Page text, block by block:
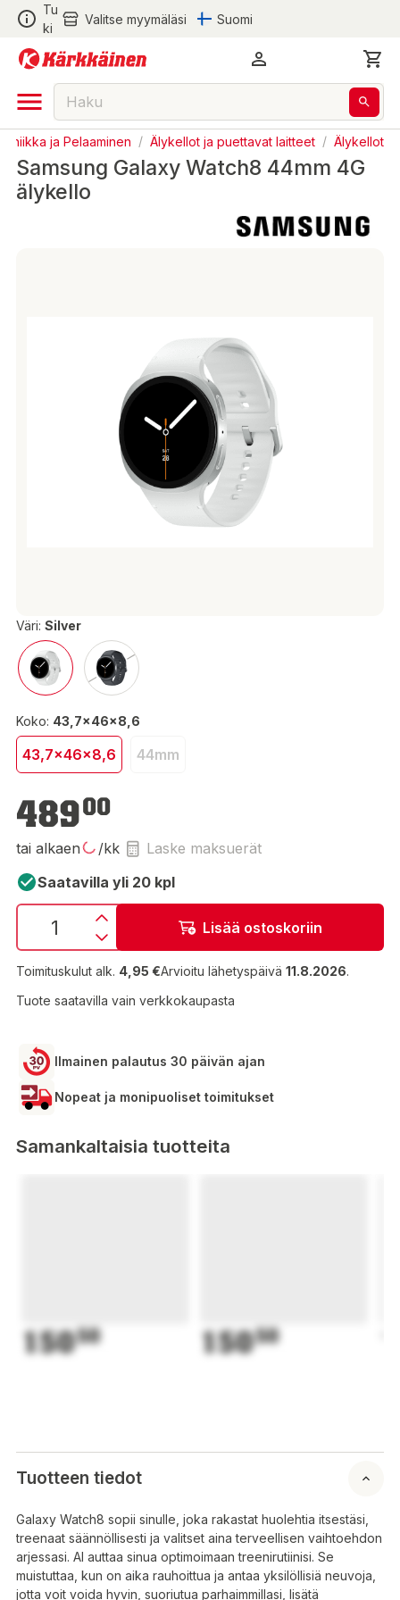
Tu
ki
Valitse myymäläsi Suomi
ja Pelaaminen / Älykellot ja puettavat laitteet / Älykellot
Samsung Galaxy Watch8 44mm 4G
älykello
Väri: Silver
Koko: 43,7x46x8,6
43,7x46x8,6 44mm
48900
tai alkaen /kk
Laske maksuerät
Saatavilla yli 20 kpl
Lisää ostoskoriin
Toimituskulut alk. 4,95 €Arvioitu lähetyspäivä 11.8.2026.
Tuote saatavilla vain verkkokaupasta
Ilmainen palautus 30 päivän ajan
Nopeat ja monipuoliset toimitukset
Samankaltaisia tuotteita
15050 15050
Tuotteen tiedot
Galaxy Watch8 sopii sinulle, joka rakastat huolehtia itsestäsi,
treenaat säännöllisesti ja valitset aina terveellisen vaihtoehdon
arjessasi. AI auttaa sinua optimoimaan treenirutiinisi. Se
muistuttaa, kun on aika rauhoittua ja antaa yksilöllisiä neuvoja,
jotta voit voida hyvin, suoriutua parhaimmillasi, lisätä